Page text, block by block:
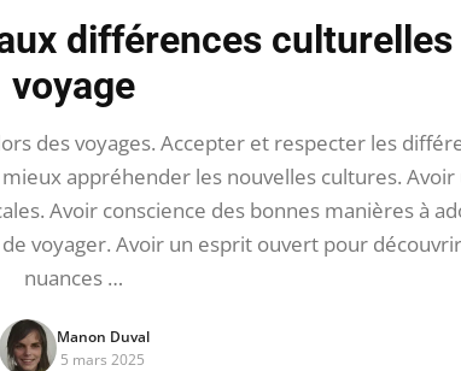
différences culturelles
voyage
des voyages. Accepter et respecter les
appréhender les nouvelles cultures. Avoir
Avoir conscience des bonnes manières à
voyager. Avoir un esprit ouvert pour
nuances …
Manon Duval
5 mars 2025